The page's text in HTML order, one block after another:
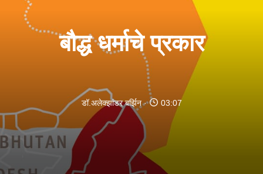
बौद्ध धर्माचे प्रकार
डॉ.अलेक्झांडर बर्झिन 03:07